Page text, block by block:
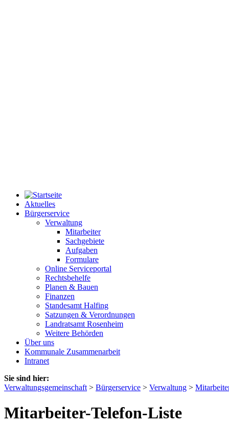
Aktuelles
Bürgerservice
Verwaltung
Mitarbeiter
Sachgebiete
Aufgaben
Formulare
Online Serviceportal
Rechtsbehelfe
Planen & Bauen
Finanzen
Standesamt Halfing
Satzungen & Verordnungen
Landratsamt Rosenheim
Weitere Behörden
Über uns
Kommunale Zusammenarbeit
Intranet
Sie sind hier:
Verwaltungsgemeinschaft > Bürgerservice > Verwaltung >
Mitarbeiter-Telefon-Liste